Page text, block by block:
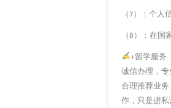
（7）：个人
（8）：在
+留学服务
诚信办理，
合理推荐业
作，只是进